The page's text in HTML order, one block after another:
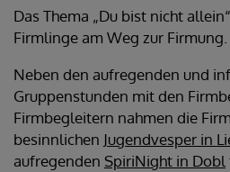
Das Thema „Du bist nicht
Firmlinge am Weg zur Firmung.
Neben den aufregenden und
Gruppenstunden mit den
Firmbegleitern nahmen die
besinnlichen Jugendvesper in
aufregenden SpiriNight in Dobl